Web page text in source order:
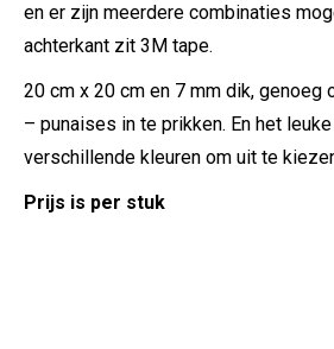
en er zijn meerdere combinaties
achterkant zit 3M tape.
20 cm x 20 cm en 7 mm dik, genoeg
– punaises in te prikken. En het
verschillende kleuren om uit te
Prijs is per stuk